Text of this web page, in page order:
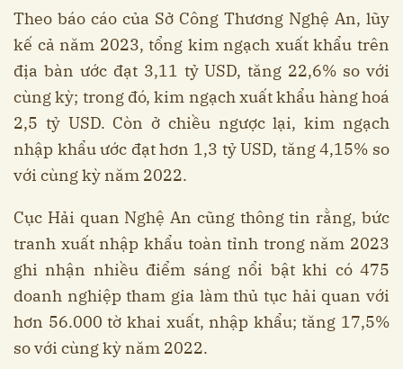
Theo báo cáo của Sở Công Thương Nghệ An, lũy
kế cả năm 2023, tổng kim ngạch xuất khẩu trên
địa bàn ước đạt 3,11 tỷ USD, tăng 22,6% so với
cùng kỳ; trong đó, kim ngạch xuất khẩu hàng hoá
2,5 tỷ USD. Còn ở chiều ngược lại, kim ngạch
nhập khẩu ước đạt hơn 1,3 tỷ USD, tăng 4,15% so
với cùng kỳ năm 2022.
Cục Hải quan Nghệ An cũng thông tin rằng, bức
tranh xuất nhập khẩu toàn tỉnh trong năm 2023
ghi nhận nhiều điểm sáng nổi bật khi có 475
doanh nghiệp tham gia làm thủ tục hải quan với
hơn 56.000 tờ khai xuất, nhập khẩu; tăng 17,5%
so với cùng kỳ năm 2022.